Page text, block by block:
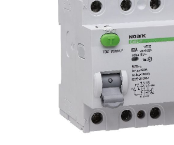
PV felirati táblák
INFORMÁCIÓK
HOGYAN TUDOK ONLINE VÁSÁROLNI?
FIZETÉSI MÓDOK